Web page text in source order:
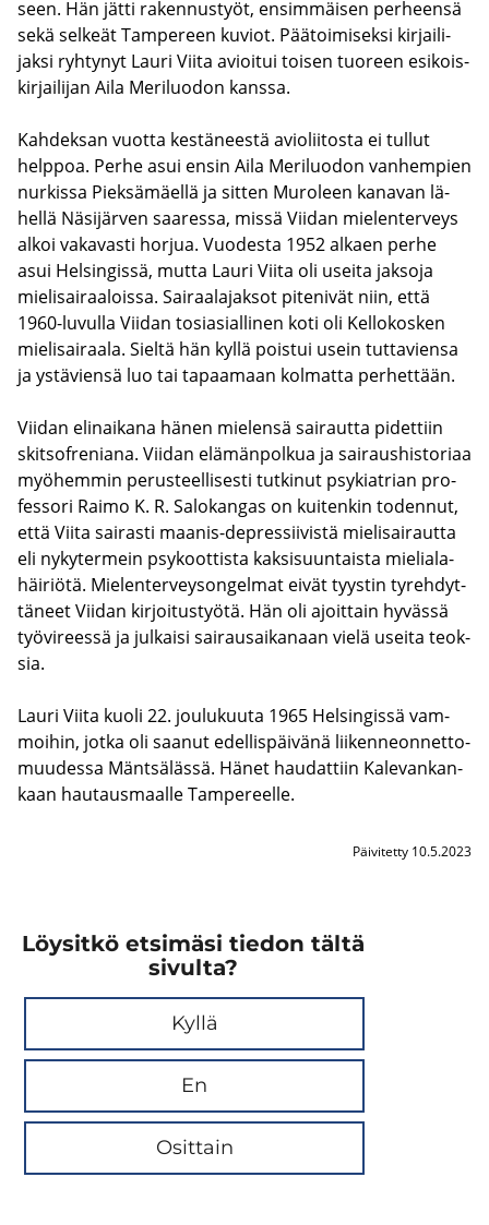
seen. Hän jätti ra­ken­nus­työt, en­sim­mäi­sen per­heen­sä
sekä sel­keät Tam­pe­reen ku­viot. Pää­toi­mi­sek­si kir­jai­li­
jak­si ryh­ty­nyt Lauri Viita avioi­tui toi­sen tuo­reen esi­kois­
kir­jai­li­jan Aila Me­ri­luo­don kans­sa.
Kah­dek­san vuot­ta kes­tä­nees­tä avio­lii­tos­ta ei tul­lut
help­poa. Perhe asui ensin Aila Me­ri­luo­don van­hem­pien
nur­kis­sa Piek­sä­mäel­lä ja sit­ten Mu­ro­leen ka­na­van lä­
hel­lä Nä­si­jär­ven saa­res­sa, missä Vii­dan mie­len­ter­veys
alkoi va­ka­vas­ti hor­jua. Vuo­des­ta 1952 al­kaen perhe
asui Hel­sin­gis­sä, mutta Lauri Viita oli usei­ta jak­so­ja
mie­li­sai­raa­lois­sa. Sai­raa­la­jak­sot pi­te­ni­vät niin, että
1960-​luvulla Vii­dan to­sia­sial­li­nen koti oli Kel­lo­kos­ken
mie­li­sai­raa­la. Siel­tä hän kyllä pois­tui usein tut­ta­vien­sa
ja ys­tä­vien­sä luo tai ta­paa­maan kol­mat­ta per­het­tään.
Vii­dan elin­ai­ka­na hänen mie­len­sä sai­raut­ta pi­det­tiin
skit­so­fre­nia­na. Vii­dan elä­män­pol­kua ja sai­raus­his­to­ri­aa
myö­hem­min pe­rus­teel­li­ses­ti tut­ki­nut psy­kiat­rian pro­
fes­so­ri Raimo K. R. Sa­lo­kan­gas on kui­ten­kin to­den­nut,
että Viita sai­ras­ti maanis-​depressiivistä mie­li­sai­raut­ta
eli ny­ky­ter­mein psy­koot­tis­ta kak­si­suun­tais­ta mie­lia­la­
häi­riö­tä. Mie­len­ter­vey­son­gel­mat eivät tyys­tin ty­reh­dyt­
tä­neet Vii­dan kir­joi­tus­työ­tä. Hän oli ajoit­tain hy­väs­sä
työ­vi­rees­sä ja jul­kai­si sai­rausai­ka­naan vielä usei­ta teok­
sia.
Lauri Viita kuoli 22. jou­lu­kuu­ta 1965 Hel­sin­gis­sä vam­
moi­hin, jotka oli saa­nut edel­lis­päi­vä­nä lii­ken­neon­net­to­
muu­des­sa Mänt­sä­läs­sä. Hänet hau­dat­tiin Ka­le­van­kan­
kaan hau­taus­maal­le Tam­pe­reel­le.
Päivitetty 10.5.2023
Löysitkö etsimäsi tiedon tältä
sivulta?
Kyllä
En
Osittain